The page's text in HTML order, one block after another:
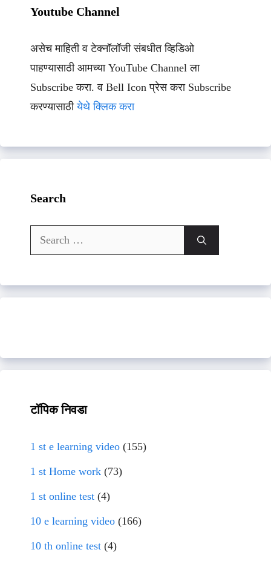
Youtube Channel
असेच माहिती व टेक्नॉलॉजी संबधीत व्हिडिओ
पाहण्यासाठी आमच्या YouTube Channel ला
Subscribe करा. व Bell Icon प्रेस करा Subscribe
करण्यासाठीयेथे क्लिक करा
Search
Search
for:
टॉपिक निवडा
1 st e learning video (155)
1 st Home work (73)
1 st online test (4)
10 e learning video (166)
10 th online test (4)